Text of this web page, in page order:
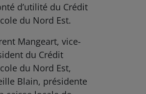
d’utilité du Crédit
du Nord Est.
Mangeart, vice-
du Crédit
du Nord Est,
Blain, présidente